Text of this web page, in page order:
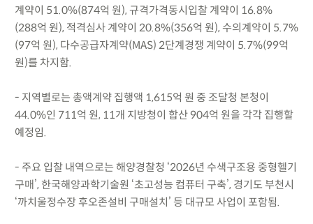
계약이 51.0%(874억 원), 규격가격동시입찰 계약이 16.8%
(288억 원), 적격심사 계약이 20.8%(356억 원), 수의계약이 5.7%
(97억 원), 다수공급자계약(MAS) 2단계경쟁 계약이 5.7%(99억
원)를 차지함.
- 지역별로는 총액계약 집행액 1,615억 원 중 조달청 본청이
44.0%인 711억 원, 11개 지방청이 합산 904억 원을 각각 집행할
예정임.
- 주요 입찰 내역으로는 해양경찰청 ‘2026년 수색구조용 중형헬기
구매’, 한국해양과학기술원 ‘초고성능 컴퓨터 구축’, 경기도 부천시
‘까치울정수장 후오존설비 구매설치’ 등 대규모 사업이 포함됨.